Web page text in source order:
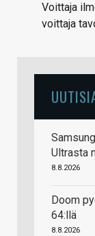
Voittaja
voittaja
Ultrasta
8.8.2026
Doom
64:llä
8.8.2026